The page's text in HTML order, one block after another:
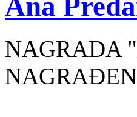
NAGRADA